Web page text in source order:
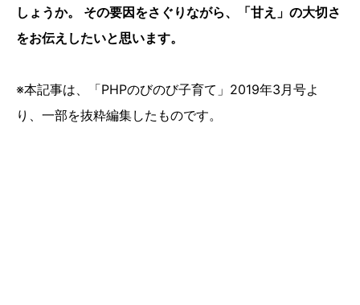
しょうか。 その要因をさぐりながら、「甘え」の大切さ
をお伝えしたいと思います。
※本記事は、「PHPのびのび子育て」2019年3月号よ
り、一部を抜粋編集したものです。